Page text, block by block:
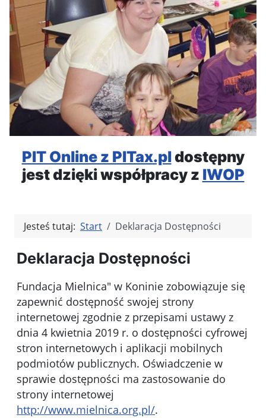
PIT Online z PITax.pldostępny
jest dzięki współpracy z IWOP
Jesteś tutaj: Start Deklaracja Dostępności
Deklaracja Dostępności
Fundacja Mielnica" w Koninie zobowiązuje się
zapewnić dostępność swojej strony
internetowej zgodnie z przepisami ustawy z
dnia 4 kwietnia 2019 r. o dostępności cyfrowej
stron internetowych i aplikacji mobilnych
podmiotów publicznych. Oświadczenie w
sprawie dostępności ma zastosowanie do
strony internetowej
http://www.mielnica.org.pl/.